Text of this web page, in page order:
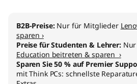
B2B-Preise: Nur für Mitglieder
sparen ›
Preise für Studenten & Lehrer:
Education beitreten & sparen ›
Sparen Sie 50 % auf Premier
mit Think PCs: schnellste